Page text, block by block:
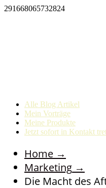
291668065732824
Alle Blog Artikel
Mein Vorträge
Meine Produkte
Jetzt sofort in Kontakt
Home →
Marketing →
Die Macht des